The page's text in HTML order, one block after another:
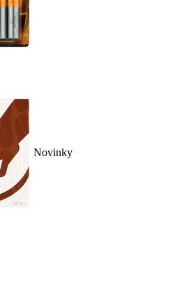
Novinky